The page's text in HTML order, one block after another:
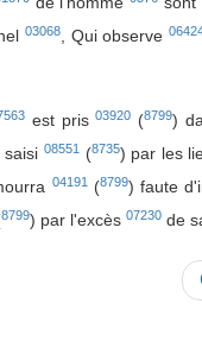
03068, Qui observe
est pris03920 (8799)
saisi 08551(8735) par les
04191(8799) faute
8799) par l'excès 07230 de